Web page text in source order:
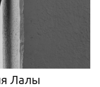
Лалы